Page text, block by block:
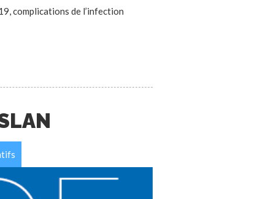
complications de l’infection